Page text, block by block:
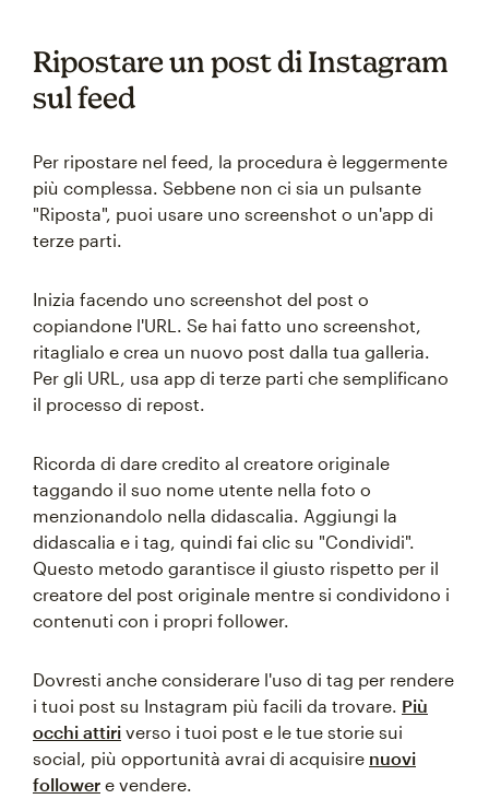
Ripostare un post di Instagram
sul feed
Per ripostare nel feed, la procedura è leggermente
più complessa. Sebbene non ci sia un pulsante
"Riposta", puoi usare uno screenshot o un'app di
terze parti.
Inizia facendo uno screenshot del post o
copiandone l'URL. Se hai fatto uno screenshot,
ritaglialo e crea un nuovo post dalla tua galleria.
Per gli URL, usa app di terze parti che semplificano
il processo di repost.
Ricorda di dare credito al creatore originale
taggando il suo nome utente nella foto o
menzionandolo nella didascalia. Aggiungi la
didascalia e i tag, quindi fai clic su "Condividi".
Questo metodo garantisce il giusto rispetto per il
creatore del post originale mentre si condividono i
contenuti con i propri follower.
Dovresti anche considerare l'uso di tag per rendere
i tuoi post su Instagram più facili da trovare. Più
occhi attiri verso i tuoi post e le tue storie sui
social, più opportunità avrai di acquisire nuovi
follower e vendere.